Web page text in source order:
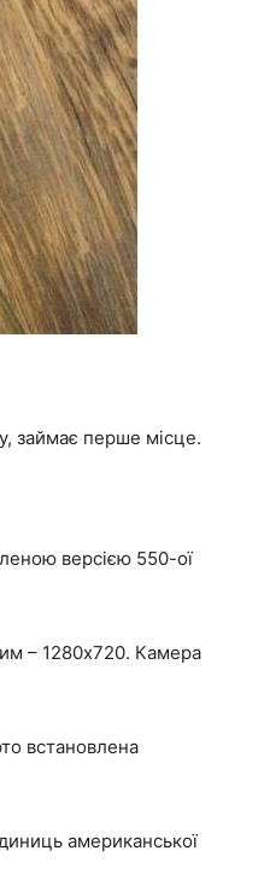
займає перше місце.
версією 550-ої
– 1280х720. Камера
встановлена
американської